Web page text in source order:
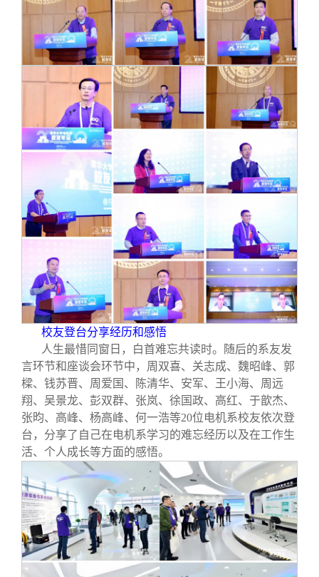
校友登台分享经历和感悟
人生最惜同窗日，白首难忘共读时。随后的系友发
言环节和座谈会环节中，周双喜、关志成、魏昭峰、郭
樑、钱苏晋、周爱国、陈清华、安军、王小海、周远
翔、吴景龙、彭双群、张岚、徐国政、高红、于歆杰、
张昀、高峰、杨高峰、何一浩等20位电机系校友依次登
台，分享了自己在电机系学习的难忘经历以及在工作生
活、个人成长等方面的感悟。